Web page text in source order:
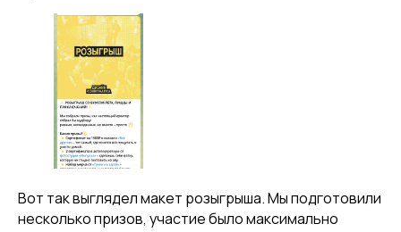
Вот так выглядел макет розыгрыша. Мы подготовили
несколько призов, участие было максимально